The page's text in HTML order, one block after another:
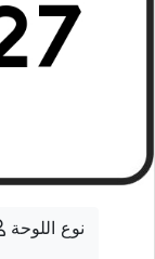
نوع اللوحة